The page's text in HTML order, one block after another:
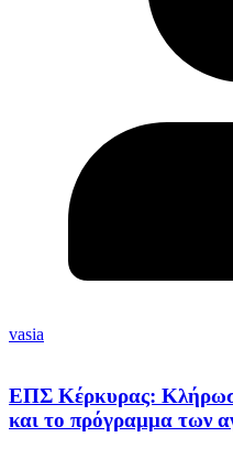
vasia
ΕΠΣ Κέρκυρας:
και το πρόγραμμα των